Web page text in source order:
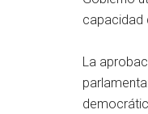
capacidad
La